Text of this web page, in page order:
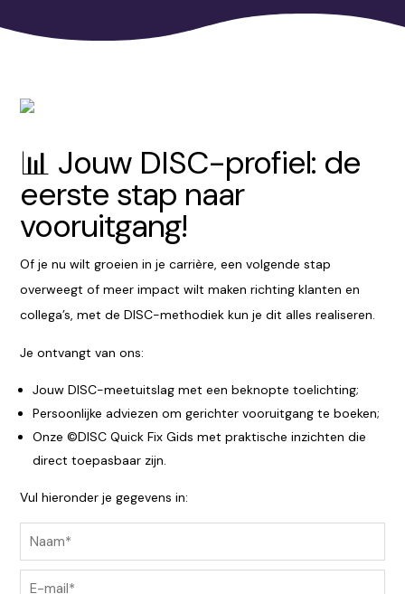
📊 Jouw DISC-profiel: de
eerste stap naar
vooruitgang!
Of je nu wilt groeien in je carrière, een volgende stap
overweegt of meer impact wilt maken richting klanten en
collega’s, met de DISC-methodiek kun je dit alles realiseren.
Je ontvangt van ons:
Jouw DISC-meetuitslag met een beknopte toelichting;
Persoonlijke adviezen om gerichter vooruitgang te boeken;
Onze ©DISC Quick Fix Gids met praktische inzichten die
direct toepasbaar zijn.
Vul hieronder je gegevens in: